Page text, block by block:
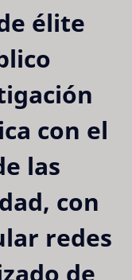
élite
con el
las
con
redes